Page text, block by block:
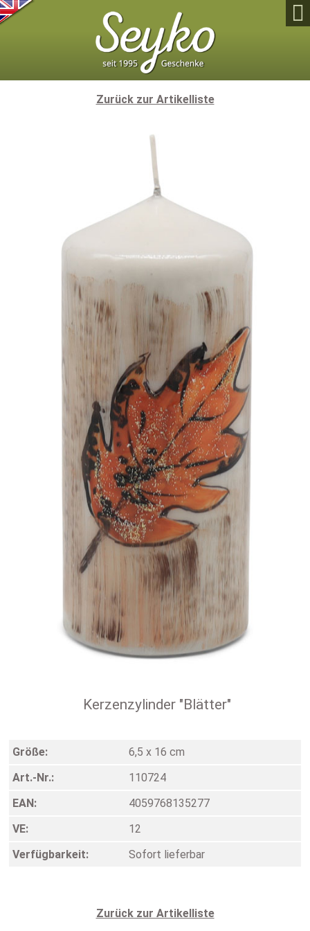

Zurück zur Artikelliste
Kerzenzylinder "Blätter"
Größe:
6,5 x 16 cm
Art.-Nr.:
110724
EAN:
4059768135277
VE:
12
Verfügbarkeit:
Sofort lieferbar
Zurück zur Artikelliste